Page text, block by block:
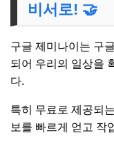
비서로! 🤝
구글 제미나이는 구
되어 우리의 일상을
다.
특히 무료로 제공되
보를 빠르게 얻고 작